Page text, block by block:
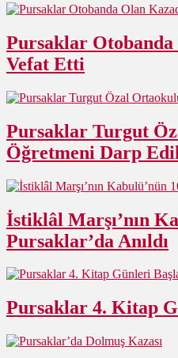
Pursaklar
Vefat Etti
Pursaklar Turgut
Öğretmeni Darp
İstiklâl Marşı’nın
Pursaklar’da Anıldı
Pursaklar 4. Kitap